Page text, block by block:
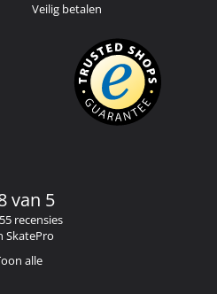
Veilig betalen
van 5
recensies
SkatePro
alle